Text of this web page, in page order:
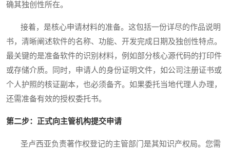
确其独创性所在。
接着，是核心申请材料的准备。这包括一份详尽的作品说明
书，清晰阐述软件的名称、功能、开发完成日期及独创性特点。
最关键的是准备软件的识别材料，例如部分核心源代码的打印件
或存储介质。同时，申请人的身份证明文件，如公司注册证书或
个人护照的核证副本，也必须备齐。如果委托当地代理人办理，
还需准备有效的授权委托书。
第二步：正式向主管机构提交申请
圣卢西亚负责著作权登记的主管部门是其知识产权局。您需